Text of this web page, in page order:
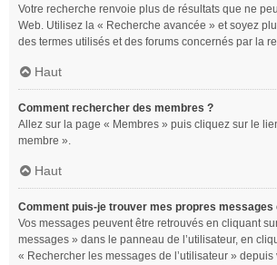
Votre recherche renvoie plus de résultats que ne
Web. Utilisez la « Recherche avancée » et soyez
des termes utilisés et des forums concernés par la
Haut
Comment rechercher des membres ?
Allez sur la page « Membres » puis cliquez sur le
membre ».
Haut
Comment puis-je trouver mes propres messages
Vos messages peuvent être retrouvés en cliquant
messages » dans le panneau de l’utilisateur, en
« Rechercher les messages de l’utilisateur »